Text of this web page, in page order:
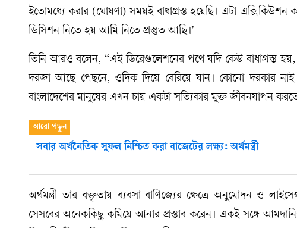
ইতোমধ্যে করার (ঘোষণা) সময়ই বাধাগ্রস্ত হয়েছি। এটা
ডিসিশন নিতে হয় আমি নিতে প্রস্তুত আছি।’
তিনি আরও বলেন, “এই ডিরেগুলেশনের পথে যদি কেউ বাধাগ্রস্ত
দরজা আছে পেছনে, ওদিক দিয়ে বেরিয়ে যান। কোনো দরকার
বাংলাদেশের মানুষের এখন চায় একটা সত্যিকার মুক্ত জীবনযাপন
সবার অর্থনৈতিক সুফল নিশ্চিত করা বাজেটের লক্ষ্য: অর্থমন্ত্রী
অর্থমন্ত্রী তার বক্তৃতায় ব্যবসা-বাণিজ্যের ক্ষেত্রে অনুমোদন ও
সেসবের অনেককিছু কমিয়ে আনার প্রস্তাব করেন। একই সঙ্গে